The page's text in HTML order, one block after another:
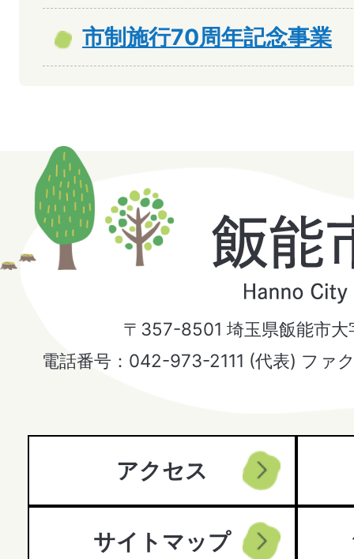
市制施行70周年記念事業
飯
能
Hanno
〒357-8501 埼玉県飯能市大
電話番号：042-973-2111 (代表) ファ
アクセス
サイトマップ